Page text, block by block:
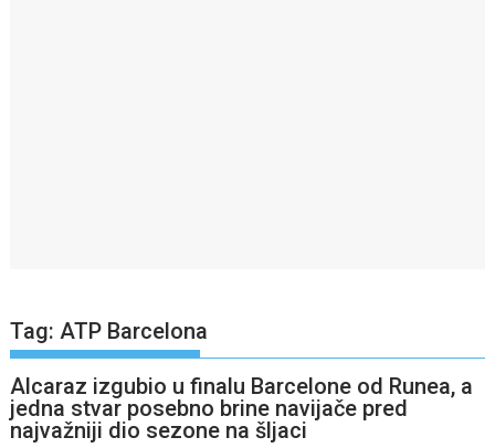
Tag:ATP Barcelona
Alcaraz izgubio u finalu Barcelone od Runea, a
jedna stvar posebno brine navijače pred
najvažniji dio sezone na šljaci